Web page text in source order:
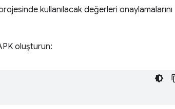
kullanılacak değerleri onaylamalarını
oluşturun: